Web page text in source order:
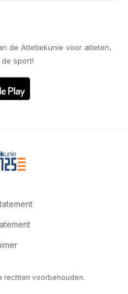
de Atletiekunie voor atleten,
sport!
rechten voorbehouden.